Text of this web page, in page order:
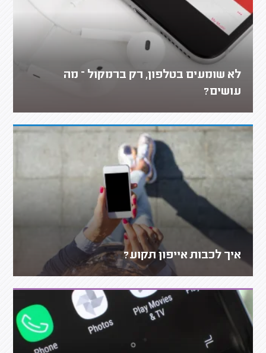
לא שומעים בטלפון, רק ברמקול – מה
עושים?
איך לכבות אייפון תקוע?